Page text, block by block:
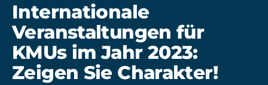
Internationale
Veranstaltungen für
KMUs im Jahr 2023:
Zeigen Sie Charakter!